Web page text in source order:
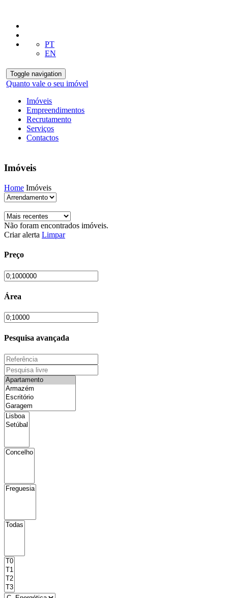
PT
EN
Toggle navigation
Quanto vale o seu imóvel
Imóveis
Empreendimentos
Recrutamento
Serviços
Contactos
Imóveis
Home Imóveis
Não foram encontrados imóveis.
Criar alerta Limpar
Preço
Área
Pesquisa avançada